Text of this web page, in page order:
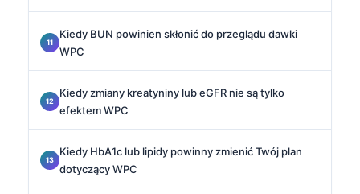
Kiedy BUN powinien skłonić do przeglądu dawki
WPC
Kiedy zmiany kreatyniny lub eGFR nie są tylko
efektem WPC
Kiedy HbA1c lub lipidy powinny zmienić Twój plan
dotyczący WPC